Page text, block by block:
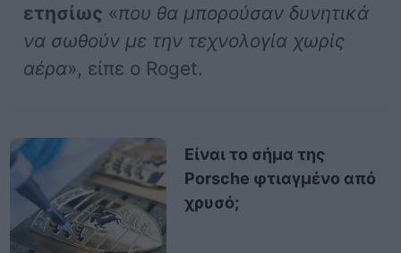
ετησίως «που θα μπορούσαν δυνητικά
να σωθούν με την τεχνολογία χωρίς
αέρα», είπε ο Roget.
Είναι το σήμα της
Porsche φτιαγμένο από
χρυσό;